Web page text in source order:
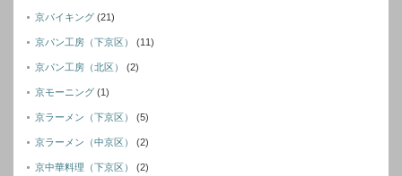
京バイキング (21)
京パン工房（下京区） (11)
京パン工房（北区） (2)
京モーニング (1)
京ラーメン（下京区） (5)
京ラーメン（中京区） (2)
京中華料理（下京区） (2)